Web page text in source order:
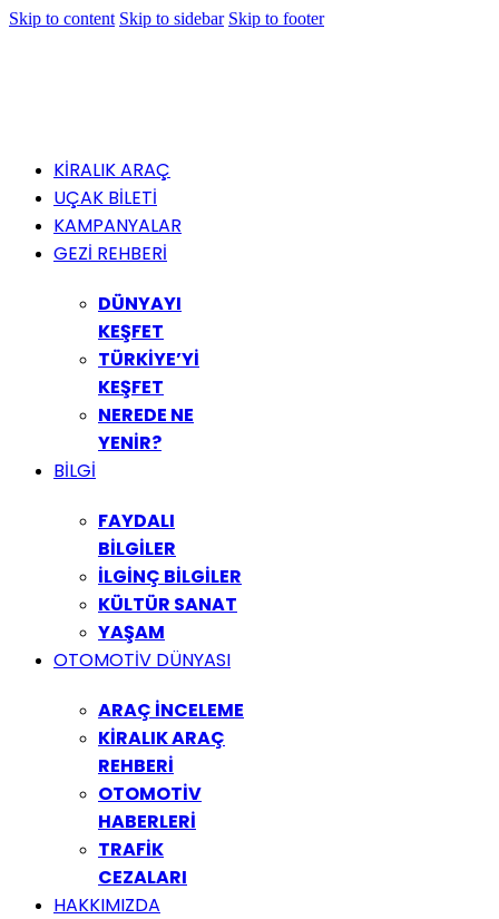
Skip to content Skip to sidebar Skip to footer
KİRALIK ARAÇ
UÇAK BİLETİ
KAMPANYALAR
GEZİ REHBERİ
DÜNYAYI
KEŞFET
TÜRKİYE’Yİ
KEŞFET
NEREDE NE
YENİR?
BİLGİ
FAYDALI
BİLGİLER
İLGİNÇ BİLGİLER
KÜLTÜR SANAT
YAŞAM
OTOMOTİV DÜNYASI
ARAÇ İNCELEME
KİRALIK ARAÇ
REHBERİ
OTOMOTİV
HABERLERİ
TRAFİK
CEZALARI
HAKKIMIZDA